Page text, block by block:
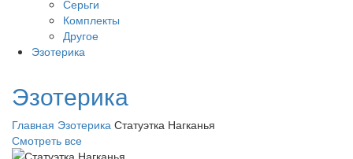
Серьги
Комплекты
Другое
Эзотерика
Эзотерика
Главная Эзотерика Статуэтка Нагканья
Смотреть все